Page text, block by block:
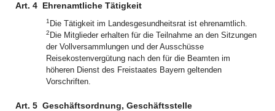
Art. 4 Ehrenamtliche Tätigkeit
1 Die Tätigkeit im Landesgesundheitsrat ist ehrenamtlich.
2 Die Mitglieder erhalten für die Teilnahme an den Sitzungen
der Vollversammlungen und der Ausschüsse
Reisekostenvergütung nach den für die Beamten im
höheren Dienst des Freistaates Bayern geltenden
Vorschriften.
Art. 5 Geschäftsordnung, Geschäftsstelle